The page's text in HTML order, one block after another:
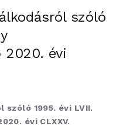
szóló
2020. évi
szóló 1995. évi LVII.
évi CLXXV.